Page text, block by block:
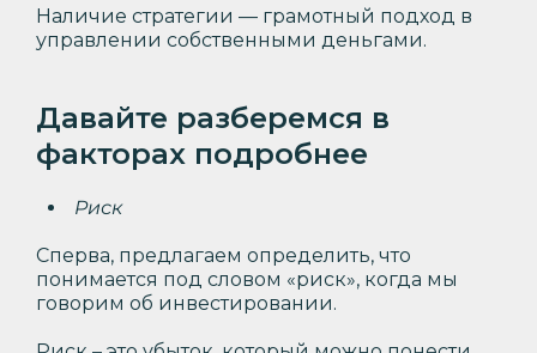
Наличие стратегии — грамотный подход в
управлении собственными деньгами.
Давайте разберемся в
факторах подробнее
Риск
Сперва, предлагаем определить, что
понимается под словом «риск», когда мы
говорим об инвестировании.